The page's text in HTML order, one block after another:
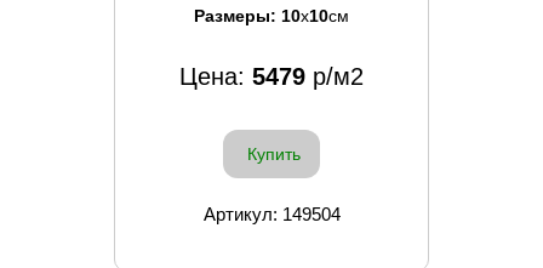
Размеры: 10x10см
Цена: 5479 р/м2
Купить
Артикул: 149504